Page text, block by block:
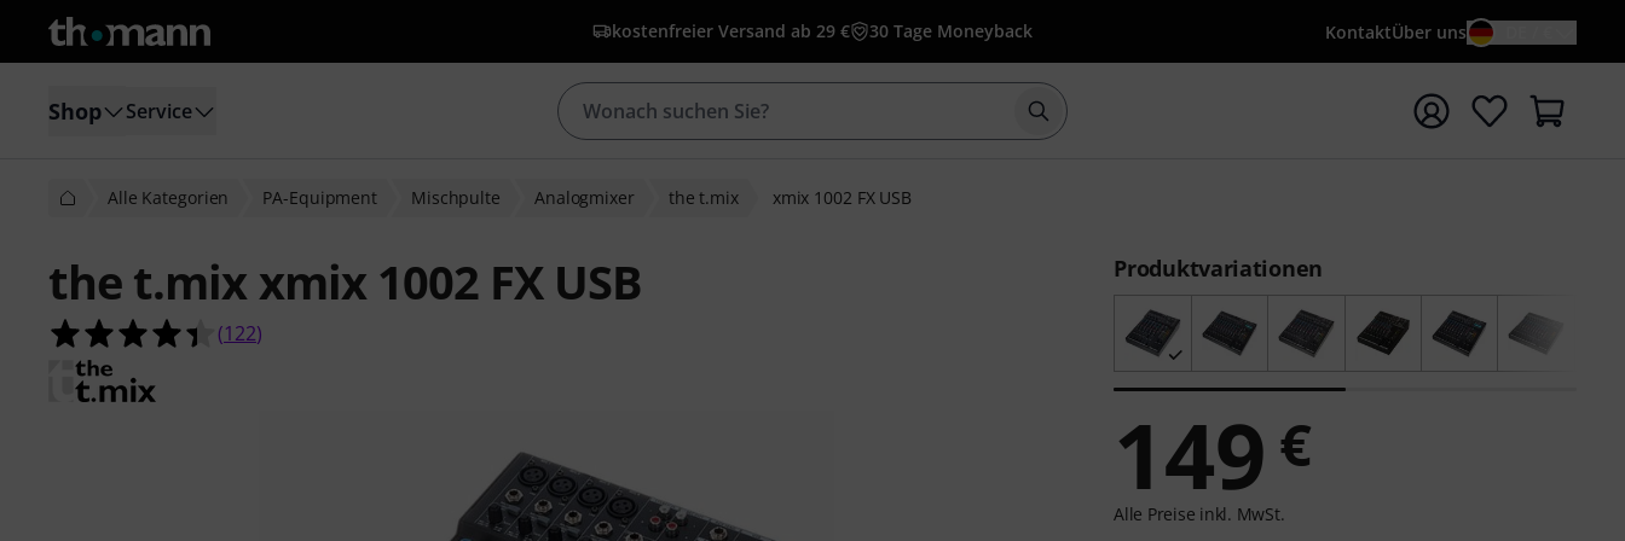
kostenfreier Versand ab 29 € 30 Tage Moneyback KontaktÜber uns
Shop Service Suche mit Suchwort {searchTerm} starten
Alle Kategorien PA-Equipment Mischpulte Analogmixer the t.mix xmix 1002 FX USB
the t.mix xmix 1002 FX USB
4.4 von 5 Sternen aus 122 Kundenbewertungen
(122)
Produktvariationen
149 €
Alle Preise inkl. MwSt.